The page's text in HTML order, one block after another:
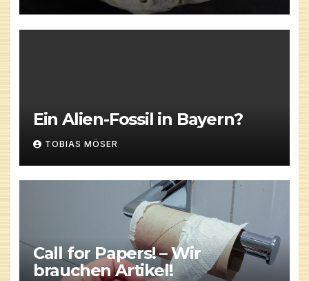
Ein Alien-Fossil in Bayern?
TOBIAS MÖSER
Call for Papers! – Wir
brauchen Artikel!